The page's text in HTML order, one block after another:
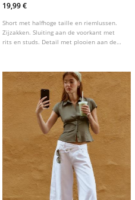
19,99 €
Short met halfhoge taille en riemlussen.
Zijzakken. Sluiting aan de voorkant met
rits en studs. Detail met plooien aan de